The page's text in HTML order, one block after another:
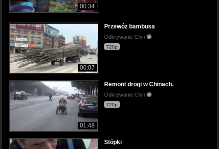
00:34
00:07
Przewóz bambusa
Odkrywanie Chin
720p
01:48
Remont drogi w Chinach.
Odkrywanie Chin
720p
Stópki